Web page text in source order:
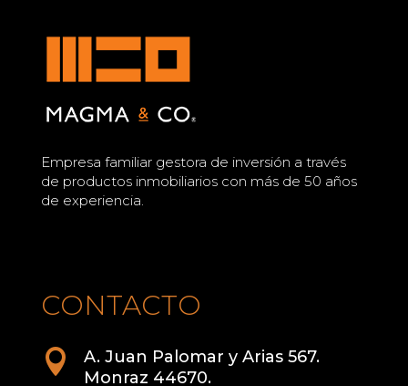
Empresa familiar gestora de inversión a través
de productos inmobiliarios con más de 50 años
de experiencia.
CONTACTO

A. Juan Palomar y Arias 567.
Monraz 44670.